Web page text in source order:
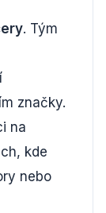
. Tým
značky.
na
kde
nebo